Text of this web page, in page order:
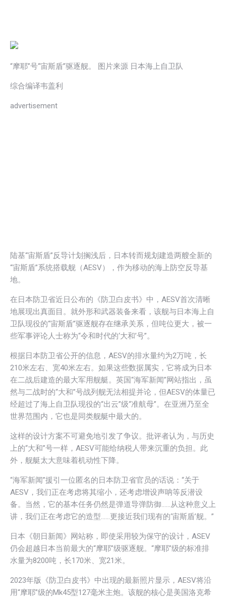
“摩耶”号“宙斯盾”驱逐舰。 图片来源 日本海上自卫队
综合编译韦盖利
advertisement
陆基“宙斯盾”反导计划搁浅后，日本转而规划建造两艘全新的
“宙斯盾”系统搭载舰（AESV），作为移动的海上防空反导基
地。
在日本防卫省近日公布的《防卫白皮书》中，AESV首次清晰
地展现出真面目。就外形和武器装备来看，该舰与日本海上自
卫队现役的“宙斯盾”驱逐舰存在继承关系，但吨位更大，被一
些军事评论人士称为“令和时代的‘大和’号”。
根据日本防卫省公开的信息，AESV的排水量约为2万吨，长
210米左右、宽40米左右。如果这些数据属实，它将成为日本
在二战后建造的最大军用舰艇。英国“海军新闻”网站指出，虽
然与二战时的“大和”号战列舰无法相提并论，但AESV的体量已
经超过了海上自卫队现役的“出云”级“准航母”。在亚洲乃至全
世界范围内，它也是同类舰艇中最大的。
这样的设计方案不可避免地引发了争议。批评者认为，与历史
上的“大和”号一样，AESV可能给纳税人带来沉重的负担。此
外，舰艇太大意味着机动性下降。
“海军新闻”援引一位匿名的日本防卫省官员的话说：“关于
AESV，我们正在考虑将其缩小，还考虑增设声呐等反潜设
备。当然，它的基本任务仍然是弹道导弹防御……从这种意义上
讲，我们正在考虑它的造型……更接近我们现有的‘宙斯盾’舰。”
日本《朝日新闻》网站称，即使采用较为保守的设计，ASEV
仍会超越日本当前最大的“摩耶”级驱逐舰。“摩耶”级的标准排
水量为8200吨，长170米、宽21米。
2023年版《防卫白皮书》中出现的最新照片显示，AESV将沿
用“摩耶”级的Mk45型127毫米主炮。该舰的核心是美国洛克希